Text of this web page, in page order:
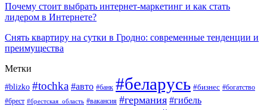
Почему стоит выбрать интернет-маркетинг и как стать
лидером в Интернете?
Снять квартиру на сутки в Гродно: современные тенденции и
преимущества
Метки
#blizko #tochka #авто #банк #беларусь #бизнес #богатство
#брест #брестская_область #вакансия #германия #гибель